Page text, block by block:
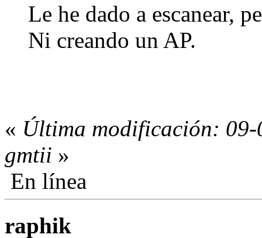
Le he dado a escanear,
Ni creando un AP.
« Última modificación:
gmtii »
En línea
raphik